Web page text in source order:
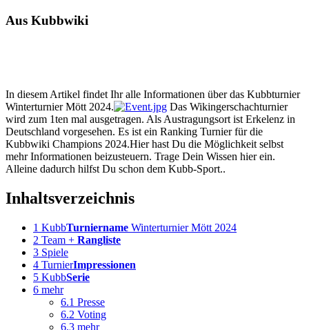
Aus Kubbwiki
In diesem Artikel findet Ihr alle Informationen über das Kubbturnier
Winterturnier Mött 2024.
Das Wikingerschachturnier
wird zum 1ten mal ausgetragen. Als Austragungsort ist Erkelenz in
Deutschland vorgesehen. Es ist ein Ranking Turnier für die
Kubbwiki Champions 2024.Hier hast Du die Möglichkeit selbst
mehr Informationen beizusteuern. Trage Dein Wissen hier ein.
Alleine dadurch hilfst Du schon dem Kubb-Sport..
Inhaltsverzeichnis
1 KubbTurniername Winterturnier Mött 2024
2 Team + Rangliste
3 Spiele
4 TurnierImpressionen
5 KubbSerie
6 mehr
6.1 Presse
6.2 Voting
6.3 mehr